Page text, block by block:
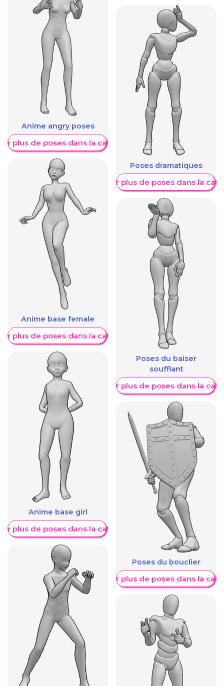
Anime angry poses
plus de poses dans la catégorie
Anime base female
plus de poses dans la catégorie
Anime base girl
plus de poses dans la catégorie
Poses dramatiques
Afficher plus de poses dans la
Poses du baiser
soufflant
Afficher plus de poses dans la
Poses du bouclier
Afficher plus de poses dans la